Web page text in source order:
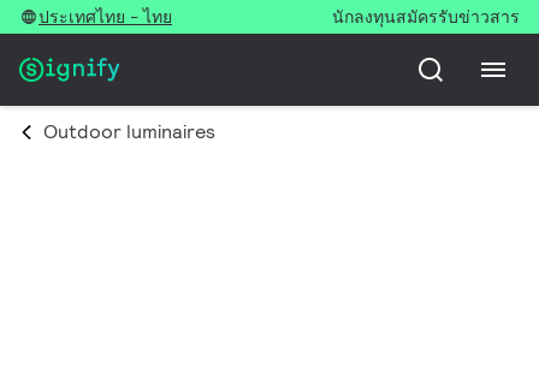
ประเทศไทย - ไทย นักลงทุนสมัครรับข่าวสาร
Outdoor luminaires